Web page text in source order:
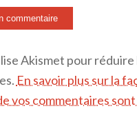
Akismet pour réduire
En savoir plus sur la
vos commentaires